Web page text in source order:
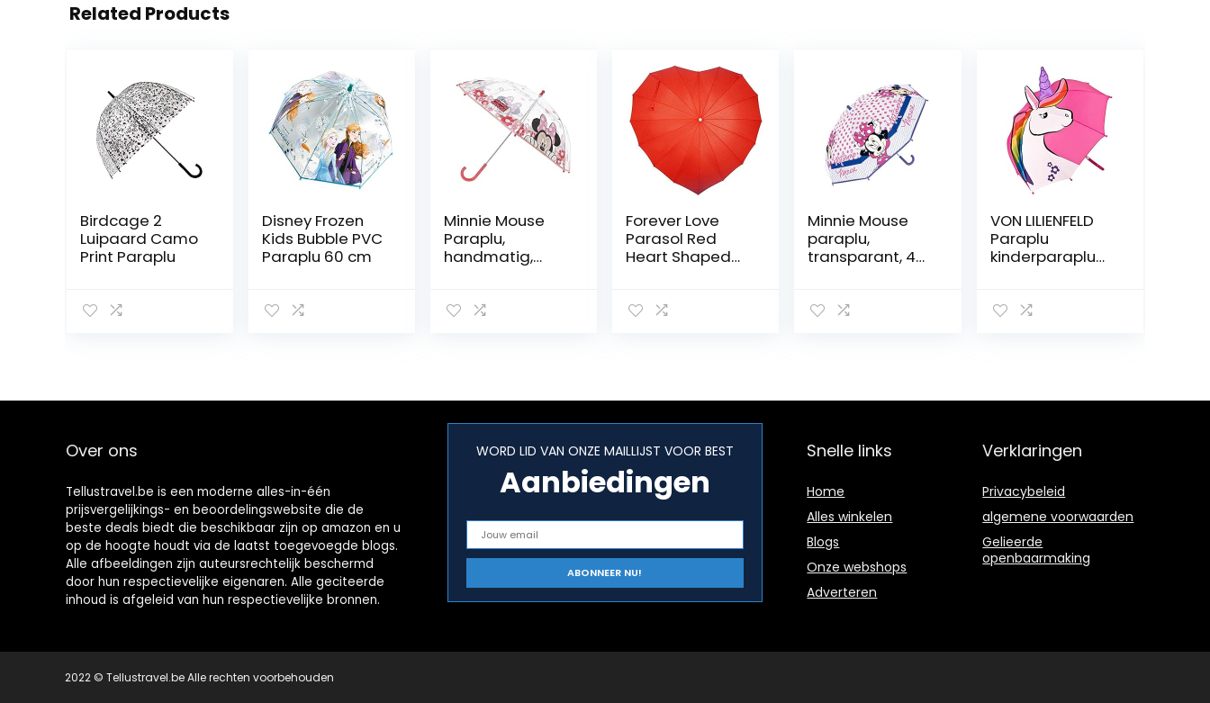
Related Products
Birdcage 2
Luipaard Camo
Print Paraplu
Disney Frozen
Kids Bubble PVC
Paraplu 60 cm
Minnie Mouse
Paraplu,
handmatig,
Transparant, 0,
Forever Love
Parasol Red
Heart Shaped
Valentijnsdag,
Minnie Mouse
paraplu,
transparant, 46
VON LILIENFELD
Paraplu
kinderparaplu
motieven tot ca.
Over ons
Tellustravel.be is een moderne alles-in-één
prijsvergelijkings- en beoordelingswebsite die de
beste deals biedt die beschikbaar zijn op amazon en u
op de hoogte houdt via de laatst toegevoegde blogs.
Alle afbeeldingen zijn auteursrechtelijk beschermd
door hun respectievelijke eigenaren. Alle geciteerde
inhoud is afgeleid van hun respectievelijke bronnen.
WORD LID VAN ONZE MAILLIJST VOOR BEST
Aanbiedingen
Snelle links
Home
Alles winkelen
Blogs
Onze webshops
Adverteren
Verklaringen
Privacybeleid
algemene voorwaarden
Gelieerde
openbaarmaking
2022 © Tellustravel.be Alle rechten voorbehouden